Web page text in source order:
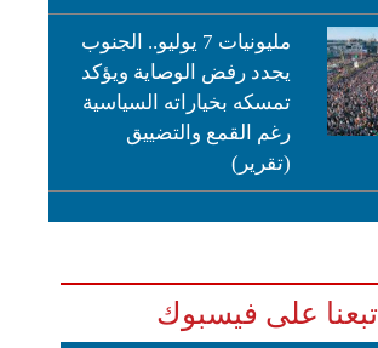
مليونيات 7 يوليو.. الجنوب
يجدد رفض الوصاية ويؤكد
تمسكه بخياراته السياسية
رغم القمع والتضييق
(تقرير)
اتبعنا على فيسبوك